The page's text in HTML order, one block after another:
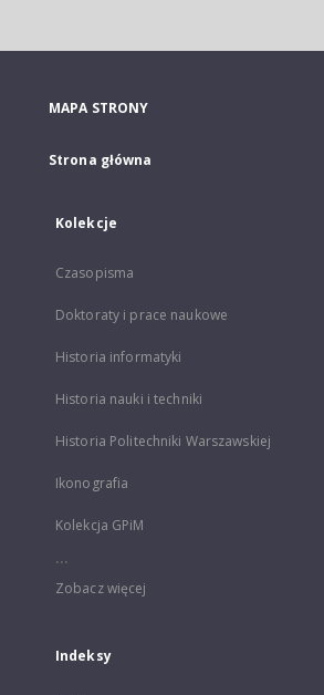
MAPA STRONY
Strona główna
Kolekcje
Czasopisma
Doktoraty i prace naukowe
Historia informatyki
Historia nauki i techniki
Historia Politechniki Warszawskiej
Ikonografia
Kolekcja GPiM
...
Zobacz więcej
Indeksy